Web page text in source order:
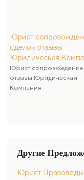
Юрист
сделок отзывы
Юридическая
Юрист сопровождение
отзывы Юридическая
Компания
Другие
Юрист Правоведы